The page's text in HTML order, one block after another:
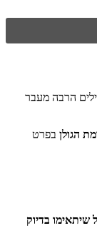
הרבה מעבר
הגולן בפרט
שיתאימו בדיוק